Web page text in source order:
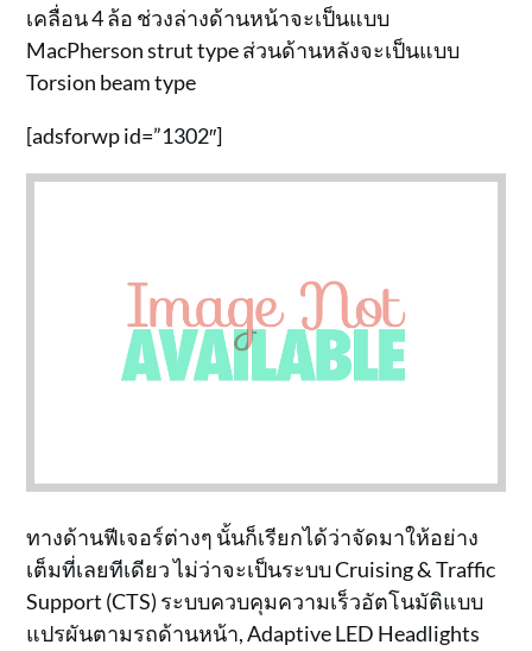
เคลื่อน 4 ล้อ ช่วงล่างด้านหน้าจะเป็นแบบ
MacPherson strut type ส่วนด้านหลังจะเป็นแบบ
Torsion beam type
[adsforwp id=”1302″]
ทางด้านฟีเจอร์ต่างๆ นั้นก็เรียกได้ว่าจัดมาให้อย่าง
เต็มที่เลยทีเดียว ไม่ว่าจะเป็นระบบ Cruising & Traffic
Support (CTS) ระบบควบคุมความเร็วอัตโนมัติแบบ
แปรผันตามรถด้านหน้า, Adaptive LED Headlights